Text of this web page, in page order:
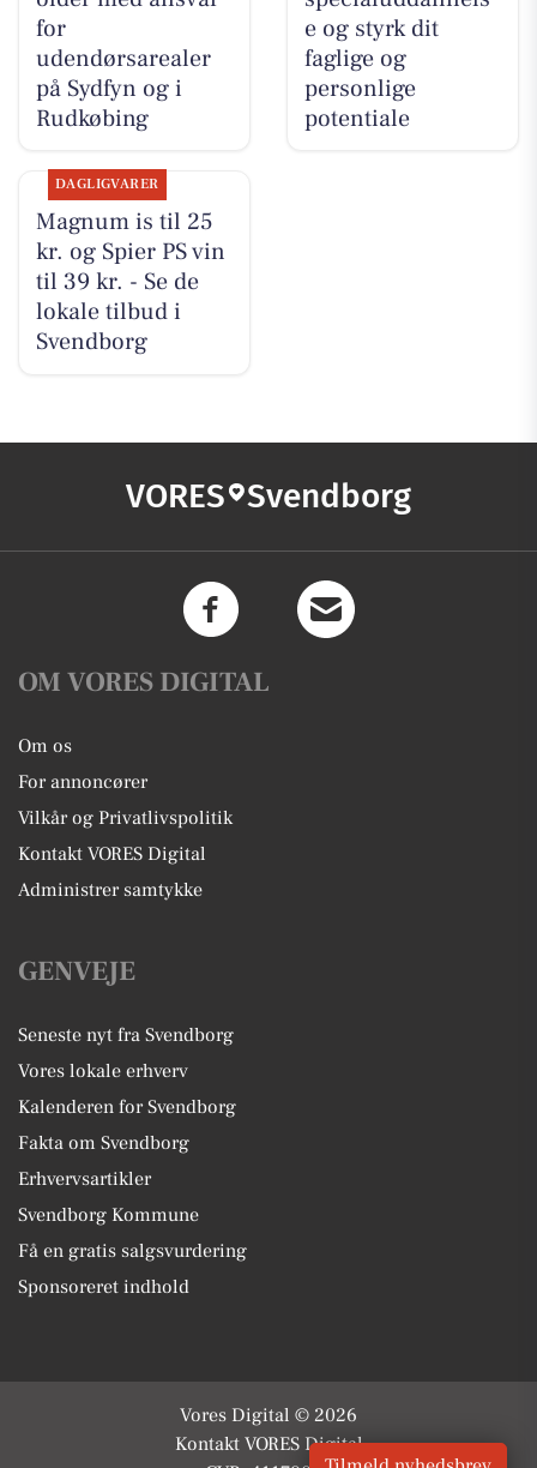
for
udendørsarealer
på Sydfyn og i
Rudkøbing
e og styrk dit
faglige og
personlige
potentiale
DAGLIGVARER
Magnum is til 25
kr. og Spier PS vin
til 39 kr. - Se de
lokale tilbud i
Svendborg
VORES Svendborg
OM VORES DIGITAL
Om os
For annoncører
Vilkår og Privatlivspolitik
Kontakt VORES Digital
Administrer samtykke
GENVEJE
Seneste nyt fra Svendborg
Vores lokale erhverv
Kalenderen for Svendborg
Fakta om Svendborg
Erhvervsartikler
Svendborg Kommune
Få en gratis salgsvurdering
Sponsoreret indhold
Vores Digital © 2026
Kontakt VORES Digital